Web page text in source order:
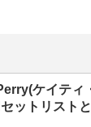
ケイティ
ットリストと